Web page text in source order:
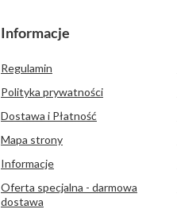
Informacje
Regulamin
Polityka prywatności
Dostawa i Płatność
Mapa strony
Informacje
Oferta specjalna - darmowa
dostawa